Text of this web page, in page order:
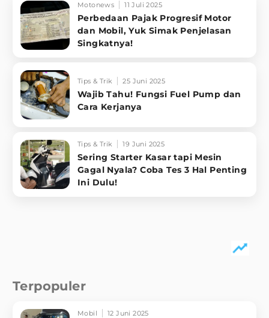
Motonews 11 Juli 2025
Perbedaan Pajak Progresif Motor
dan Mobil, Yuk Simak Penjelasan
Singkatnya!
Tips & Trik 25 Juni 2025
Wajib Tahu! Fungsi Fuel Pump dan
Cara Kerjanya
Tips & Trik 19 Juni 2025
Sering Starter Kasar tapi Mesin
Gagal Nyala? Coba Tes 3 Hal Penting
Ini Dulu!
Terpopuler
Mobil 12 Juni 2025